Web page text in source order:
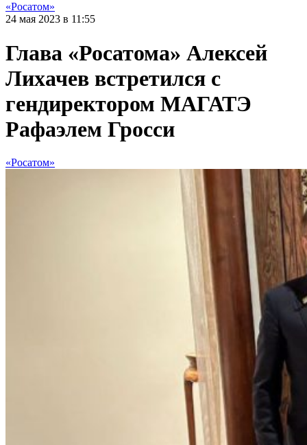
«Росатом»
24 мая 2023 в 11:55
Глава «Росатома» Алексей
Лихачев встретился с
гендиректором МАГАТЭ
Рафаэлем Гросси
«Росатом»